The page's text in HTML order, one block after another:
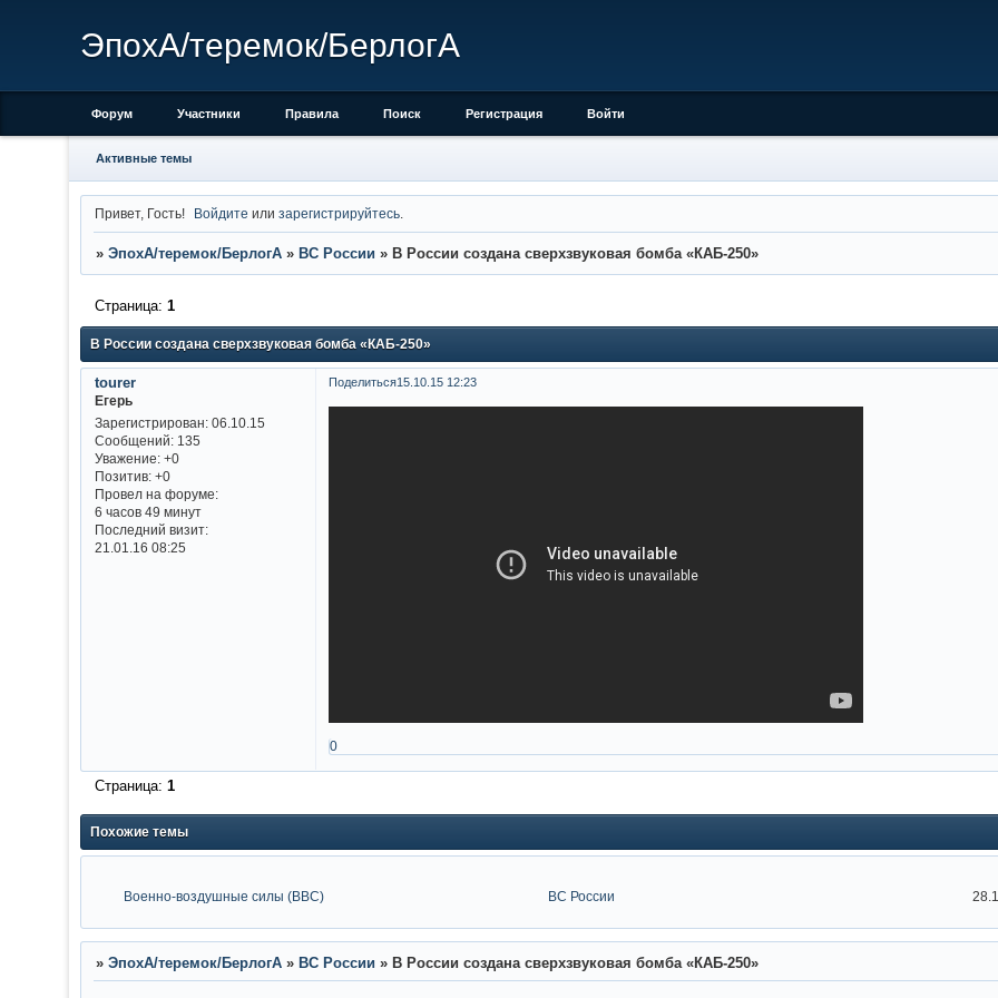
ЭпохА/теремок/БерлогА
Форум Участники Правила Поиск Регистрация Войти
Активные темы
Привет, Гость! Войдите илизарегистрируйтесь
» ЭпохА/теремок/БерлогА » ВС России » В России создана сверхзвуковая бомба «КАБ-250»
В России создана сверхзвуковая бомба «КАБ-250»
Страница: 1
Поделиться15.10.15 12:23
tourer
Егерь
Зарегистрирован: 06.10.15
Сообщений:135
Уважение: +0
Позитив: +0
Провел на форуме:
6 часов 49 минут
Последний визит:
21.01.16 08:25
0
Страница: 1
Похожие темы
Военно-воздушные силы (ВВС) ВС России
» ЭпохА/теремок/БерлогА » ВС России » В России создана сверхзвуковая бомба «КАБ-250»